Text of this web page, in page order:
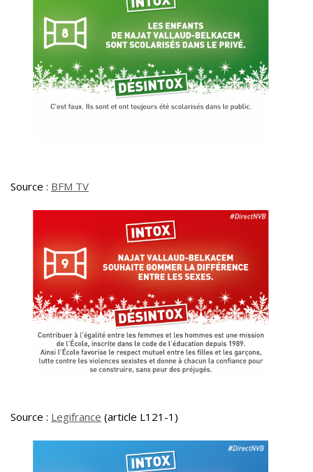
Source : BFM TV
Source : Legifrance (article L121-1)